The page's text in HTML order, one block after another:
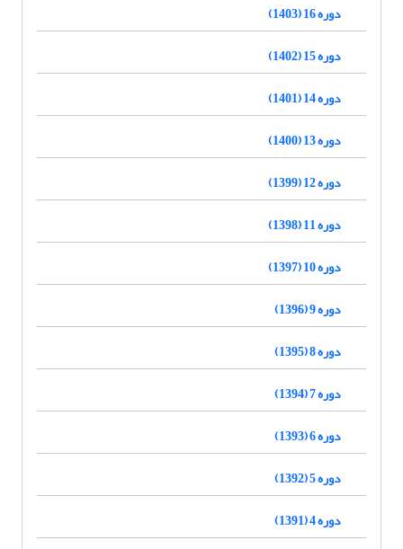
دوره 16 (1403)
دوره 15 (1402)
دوره 14 (1401)
دوره 13 (1400)
دوره 12 (1399)
دوره 11 (1398)
دوره 10 (1397)
دوره 9 (1396)
دوره 8 (1395)
دوره 7 (1394)
دوره 6 (1393)
دوره 5 (1392)
دوره 4 (1391)